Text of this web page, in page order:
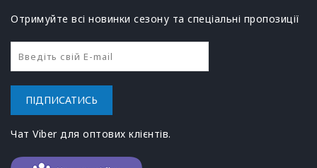
Отримуйте всі новинки сезону та спеціальні пропозиції
ПІДПИСАТИСЬ
Чат Viber для оптових клієнтів.